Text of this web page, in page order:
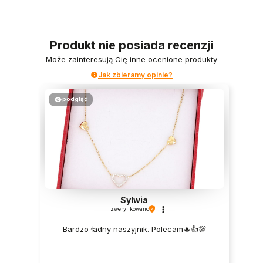
Produkt nie posiada recenzji
Może zainteresują Cię inne ocenione produkty
Jak zbieramy opinie?
podgląd
Sylwia
zweryfikowano
Bardzo ładny naszyjnik. Polecam🔥👍️💯